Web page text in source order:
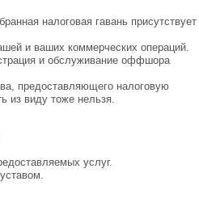
налоговая гавань присутствует
и ваших коммерческих операций.
и обслуживание оффшора
предоставляющего налоговую
из виду тоже нельзя.
услуг.